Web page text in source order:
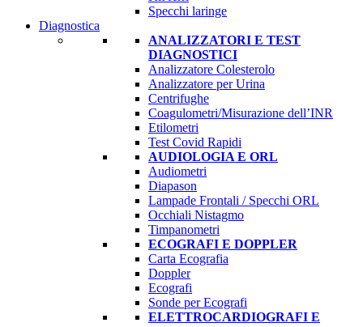
Specchi laringe
Diagnostica
ANALIZZATORI E TEST
DIAGNOSTICI
Analizzatore Colesterolo
Analizzatore per Urina
Centrifughe
Coagulometri/Misurazione dell’INR
Etilometri
Test Covid Rapidi
AUDIOLOGIA E ORL
Audiometri
Diapason
Lampade Frontali / Specchi ORL
Occhiali Nistagmo
Timpanometri
ECOGRAFI E DOPPLER
Carta Ecografia
Doppler
Ecografi
Sonde per Ecografi
ELETTROCARDIOGRAFI E